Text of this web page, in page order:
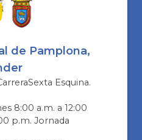
de Pamplona,
Esquina.
8:00 a.m. a 12:00
p.m. Jornada